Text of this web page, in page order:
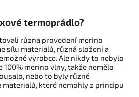
termoprádlo?
různá provedení merino
sílu materiálů, různá složení a
výrobce. Ale nikdy to nebylo
100% merino vlny, takže nemělo
nebo to byly různé
materiálů, které nemohly z principu